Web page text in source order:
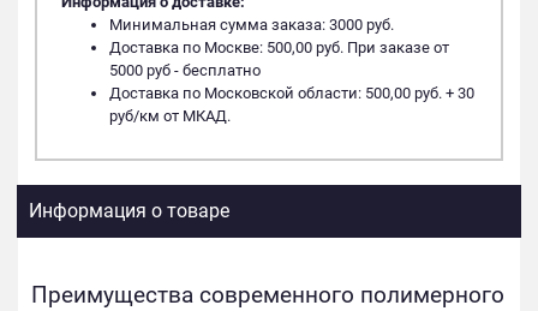
Минимальная сумма заказа: 3000 руб.
Доставка по Москве: 500,00 руб. При заказе от
5000 руб - бесплатно
Доставка по Московской области: 500,00 руб. + 30
руб/км от МКАД.
Информация о товаре
Преимущества современного полимерного